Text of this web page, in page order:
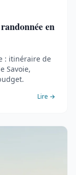
en
: itinéraire de
Savoie,
Lire →